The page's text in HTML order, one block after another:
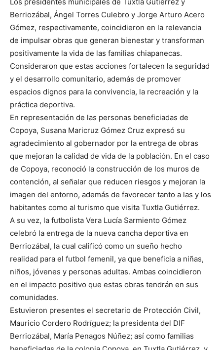
Berriozábal, Ángel Torres Culebro y Jorge Arturo Acero
Gómez, respectivamente, coincidieron en la relevancia
de impulsar obras que generan bienestar y transforman
positivamente la vida de las familias chiapanecas.
Consideraron que estas acciones fortalecen la seguridad
y el desarrollo comunitario, además de promover
espacios dignos para la convivencia, la recreación y la
práctica deportiva.
En representación de las personas beneficiadas de
Copoya, Susana Maricruz Gómez Cruz expresó su
agradecimiento al gobernador por la entrega de obras
que mejoran la calidad de vida de la población. En el caso
de Copoya, reconoció la construcción de los muros de
contención, al señalar que reducen riesgos y mejoran la
imagen del entorno, además de favorecer tanto a las y los
habitantes como al turismo que visita Tuxtla Gutiérrez.
A su vez, la futbolista Vera Lucía Sarmiento Gómez
celebró la entrega de la nueva cancha deportiva en
Berriozábal, la cual calificó como un sueño hecho
realidad para el futbol femenil, ya que beneficia a niñas,
niños, jóvenes y personas adultas. Ambas coincidieron
en el impacto positivo que estas obras tendrán en sus
comunidades.
Estuvieron presentes el secretario de Protección Civil,
Mauricio Cordero Rodríguez; la presidenta del DIF
Berriozábal, María Penagos Núñez; así como familias